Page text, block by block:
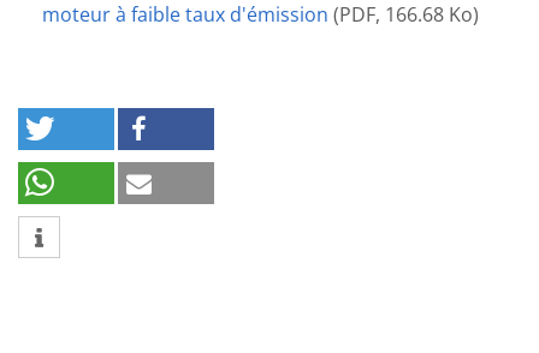
moteur à faible taux d'émission (PDF, 166.68 Ko)